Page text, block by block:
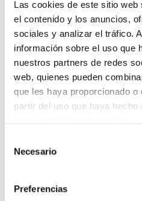
Las cookies de este sitio
el contenido y los anuncios,
sociales y analizar el tráfico.
información sobre el uso que
nuestros partners de redes
web, quienes pueden
que les haya proporcionado o
partir del uso que haya
Necesario
Preferencias
El secretario general
comparecencia de